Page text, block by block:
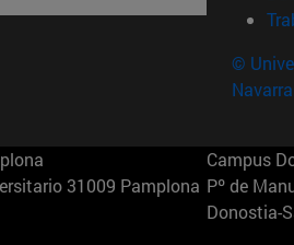
©
Navarra
31009 Pamplona
Campus
Pº de
Donostia-